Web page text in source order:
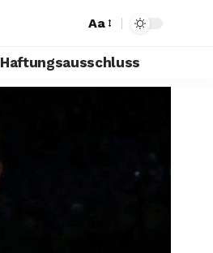
Aa
Haftungsausschluss